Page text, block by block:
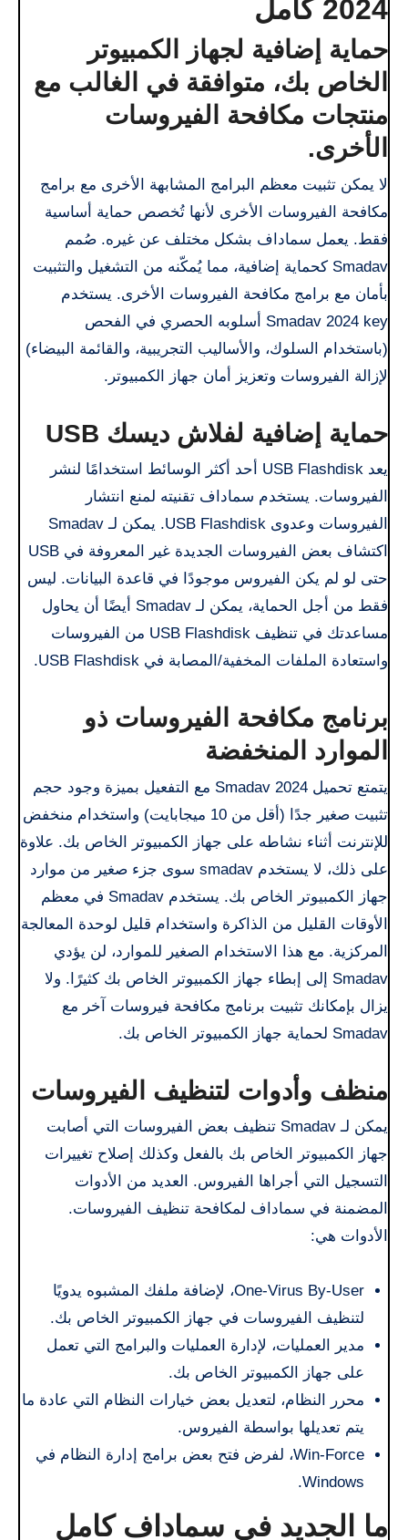
2024 كامل
حماية إضافية لجهاز الكمبيوتر
الخاص بك، متوافقة في الغالب مع
منتجات مكافحة الفيروسات
الأخرى.
لا يمكن تثبيت معظم البرامج المشابهة الأخرى مع برامج
مكافحة الفيروسات الأخرى لأنها تُخصص حماية أساسية
فقط. يعمل سماداف بشكل مختلف عن غيره. صُمم
Smadav كحماية إضافية، مما يُمكّنه من التشغيل والتثبيت
بأمان مع برامج مكافحة الفيروسات الأخرى. يستخدم
Smadav 2024 key أسلوبه الحصري في الفحص
(باستخدام السلوك، والأساليب التجريبية، والقائمة البيضاء)
لإزالة الفيروسات وتعزيز أمان جهاز الكمبيوتر.
حماية إضافية لفلاش ديسك USB
يعد USB Flashdisk أحد أكثر الوسائط استخدامًا لنشر
الفيروسات. يستخدم سماداف تقنيته لمنع انتشار
الفيروسات وعدوى USB Flashdisk. يمكن لـ Smadav
اكتشاف بعض الفيروسات الجديدة غير المعروفة في USB
حتى لو لم يكن الفيروس موجودًا في قاعدة البيانات. ليس
فقط من أجل الحماية، يمكن لـ Smadav أيضًا أن يحاول
مساعدتك في تنظيف USB Flashdisk من الفيروسات
واستعادة الملفات المخفية/المصابة في USB Flashdisk.
برنامج مكافحة الفيروسات ذو
الموارد المنخفضة
يتمتع تحميل Smadav 2024 مع التفعيل بميزة وجود حجم
تثبيت صغير جدًا (أقل من 10 ميجابايت) واستخدام منخفض
للإنترنت أثناء نشاطه على جهاز الكمبيوتر الخاص بك. علاوة
على ذلك، لا يستخدم smadav سوى جزء صغير من موارد
جهاز الكمبيوتر الخاص بك. يستخدم Smadav في معظم
الأوقات القليل من الذاكرة واستخدام قليل لوحدة المعالجة
المركزية. مع هذا الاستخدام الصغير للموارد، لن يؤدي
Smadav إلى إبطاء جهاز الكمبيوتر الخاص بك كثيرًا. ولا
يزال بإمكانك تثبيت برنامج مكافحة فيروسات آخر مع
Smadav لحماية جهاز الكمبيوتر الخاص بك.
منظف ​​وأدوات لتنظيف الفيروسات
يمكن لـ Smadav تنظيف بعض الفيروسات التي أصابت
جهاز الكمبيوتر الخاص بك بالفعل وكذلك إصلاح تغييرات
التسجيل التي أجراها الفيروس. العديد من الأدوات
المضمنة في سماداف لمكافحة تنظيف الفيروسات.
الأدوات هي:
One-Virus By-User، لإضافة ملفك المشبوه يدويًا
لتنظيف الفيروسات في جهاز الكمبيوتر الخاص بك.
مدير العمليات، لإدارة العمليات والبرامج التي تعمل
على جهاز الكمبيوتر الخاص بك.
محرر النظام، لتعديل بعض خيارات النظام التي عادة ما
يتم تعديلها بواسطة الفيروس.
Win-Force، لفرض فتح بعض برامج إدارة النظام في
Windows.
ما الجديد في سماداف كامل